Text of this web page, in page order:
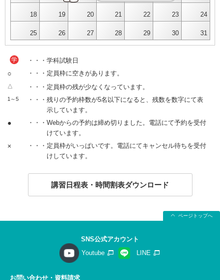
18 19 20 21 22 23 24
25 26 27 28 29 30 31
学 ・・・学科試験日
○ ・・・定員枠に空きがあります。
△ ・・・定員枠の残が少なくなっています。
1～5
・・・残りの予約枠数が5名以下になると、残数を数字にて表
示しています。
●
・・・Webからの予約は締め切りました。電話にて予約を受付
けています。
×
・・・定員枠がいっぱいです。電話にてキャンセル待ちを受付
けしています。
講習日程表・時間割表ダウンロード
ページトップへ
SNS公式アカウント
Youtube
LINE
お問い合わせ・資料請求